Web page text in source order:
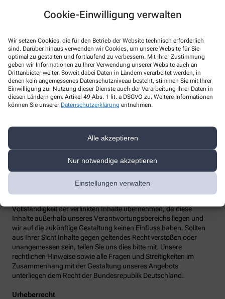
Cookie-Einwilligung verwalten
Wir setzen Cookies, die für den Betrieb der Website technisch erforderlich
sind. Darüber hinaus verwenden wir Cookies, um unsere Website für Sie
optimal zu gestalten und fortlaufend zu verbessern. Mit Ihrer Zustimmung
geben wir Informationen zu Ihrer Verwendung unserer Website auch an
Drittanbieter weiter. Soweit dabei Daten in Ländern verarbeitet werden, in
denen kein angemessenes Datenschutzniveau besteht, stimmen Sie mit Ihrer
Einwilligung zur Nutzung dieser Dienste auch der Verarbeitung Ihrer Daten in
diesen Ländern gem. Artikel 49 Abs. 1 lit. a DSGVO zu. Weitere Informationen
können Sie unserer Datenschutzerklärung entnehmen.
Alle akzeptieren
Nur notwendige akzeptieren
Einstellungen verwalten
Den/Die betriebliche/-n Datenschutzbeauftragte/-n unserer
Apotheke können Sie hier erreichen:
Untere Gasse 9, 71642 Ludwigsburg
Telefon:+49-7141974570
Fax:+49-71419745714
Email: info@deltamedsued.de
Website: www.deltamedsued.de
Weitere Hinweise
Wir sind für unsere Inhalte verantwortlich. Alle Inhalte werden mit
der gebotenen Sorgfalt und nach bestem Wissen erstellt. Soweit
wir mittels Links auf Internetseiten Dritter verweisen, können wir
Vollständigkeit der verlinkten Inhalte übernehmen, da diese
Inhalte außerhalb unseres Verantwortungsbereichs liegen und
wir auf die zukünftige Gestaltung keinen Einfluss haben. Sollten
aus Ihrer Sicht Inhalte gegen geltendes Recht verstoßen oder
unangemessen sein, teilen Sie uns dies bitte mit. Unsere
rechtlichen Hinweise sowie alle Fragen und Streitigkeiten im
Zusammenhang mit der Gestaltung unseres Angebots
unterliegen dem Recht der Bundesrepublik Deutschland.
Urheberrecht